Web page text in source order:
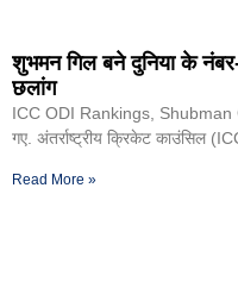
शुभमन गिल बने दुनिया के
छलांग
ICC ODI Rankings, Shubman
गए. अंतर्राष्ट्रीय क्रिकेट काउंसिल
Read More »